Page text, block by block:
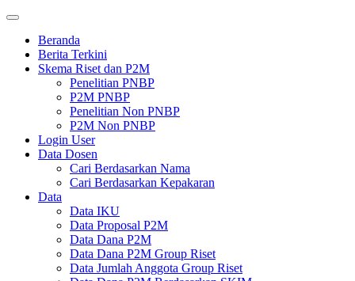
Beranda
Berita Terkini
Skema Riset dan P2M
Penelitian PNBP
P2M PNBP
Penelitian Non PNBP
P2M Non PNBP
Login User
Data Dosen
Cari Berdasarkan Nama
Cari Berdasarkan Kepakaran
Data
Data IKU
Data Proposal P2M
Data Dana P2M
Data Dana P2M Group Riset
Data Jumlah Anggota Group Riset